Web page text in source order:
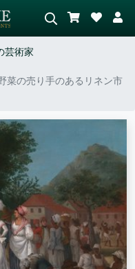
AI画像検索
絵、木のそばの立ち姿のヌー
芸術家
菜の売り手のあるリネン市